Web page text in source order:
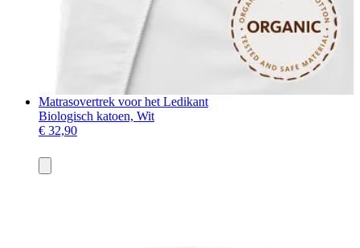
Matrasovertrek voor het Ledikant
Biologisch katoen, Wit
€ 32,90